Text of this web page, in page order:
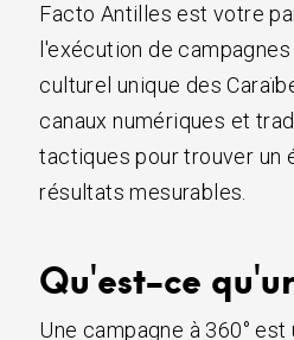
Facto Antilles est votre
l'exécution de
culturel unique des
canaux numériques et
tactiques pour trouver un
résultats mesurables.
Qu'est-ce
Une campagne à 360°